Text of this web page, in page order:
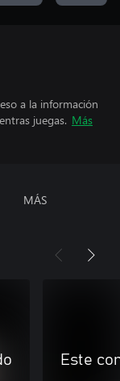
a la información
juegas. Más
MÁS
Este